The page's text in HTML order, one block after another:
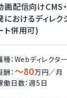
画配信向けCMS
におけるディレク
ト併用可)
種：Webディレクター
酬： 〜80万円／月
働日数：週5日